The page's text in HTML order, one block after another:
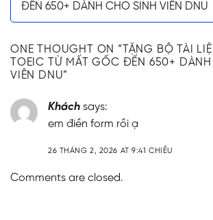
ĐẾN 650+ DÀNH CHO SINH VIÊN DNU
ONE THOUGHT ON “
TẶNG BỘ TÀI
TOEIC TỪ MẤT GỐC ĐẾN 650+
VIÊN DNU”
Khách says:
em điền form rồi ạ
26 THÁNG 2, 2026 AT 9:41 CHIỀU
Comments are closed.